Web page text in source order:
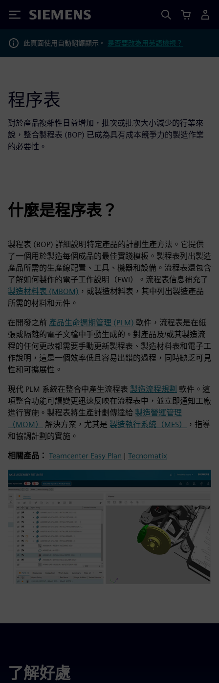
Siemens
此頁面使用自動翻譯顯示。 是否要改為用英語檢視？
程序表
對於產品複雜性日益增加，批次或批次大小減少的行業來
說，整合製程表 (BOP) 已成為具有成本競爭力的製造作業
的必要性。
什麼是程序表？
製程表 (BOP) 詳細說明特定產品的計劃生產方法。它提供
了一個用於製造每個成品的最佳實踐模板。製程表列出製造
產品所需的生產線配置、工具、機器和設備。流程表還包含
了解如何製作的電子工作說明（EWI）。流程表信息補充了
製造材料表 (MBOM) ，或製造材料表，其中列出製造產品
所需的材料和元件。
在開發之前 產品生命週期管理 (PLM) 軟件，流程表是在紙
張或隔離的電子文檔中手動生成的。對產品及/或其製造流
程的任何更改都需要手動更新製程表、製造材料表和電子工
作說明，這是一個效率低且容易出錯的過程，同時缺乏可見
性和可擴展性。
現代 PLM 系統在整合中產生流程表 製造流程規劃 軟件。這
項整合功能可讓變更迅速反映在流程表中，並立即通知工廠
進行實施。製程表將生產計劃傳達給 製造營運管理
（MOM）
解決方案，尤其是 製造執行系統（MES）
，指導
和協調計劃的實施。
相關產品： Teamcenter Easy Plan | Tecnomatix
了解好處